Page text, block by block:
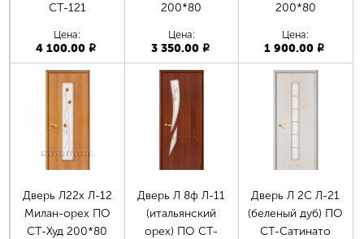
СТ-121
Цена:
4 100.00p
200*80
Цена:
3 350.00 p
200*80
Цена:
1 900.00p
Дверь Л22х Л-12
Милан-орех ПО
СТ-Худ 200*80
Дверь Л 8ф Л-11
(итальянский
орех) ПО СТ-
Дверь Л 2С Л-21
(беленый дуб) ПО
СТ-Сатинато